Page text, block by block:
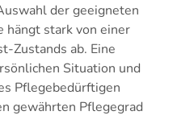
der geeigneten
hängt stark von einer
Zustands ab. Eine
Situation und
Pflegebedürftigen
gewährten Pflegegrad